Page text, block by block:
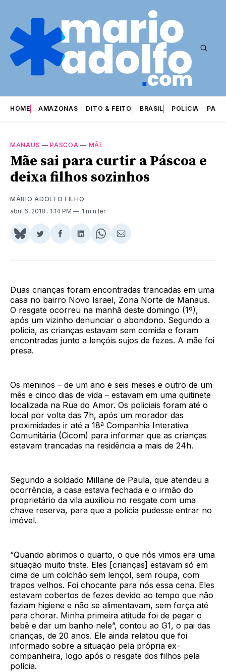
HOME AMAZONAS DITO & FEITO BRASIL POLÍCIA
MANAUS —PASCOA — MÃE
Mãe sai para curtir a Páscoa e
deixa filhos sozinhos
MÁRIO ADOLFO FILHO
abril 6, 2018 . 1:14 PM 1 min ler
Share
BlueSky
Compartilhar
Twitter
Compartilhar
Facebook
Compartilhar
LinkedIn
Share
WhatsApp
Compartilhar
Email
Duas crianças foram encontradas trancadas em uma
casa no bairro Novo Israel, Zona Norte de Manaus.
O resgate ocorreu na manhã deste domingo (1º),
após um vizinho denunciar o abondono. Segundo a
polícia, as crianças estavam sem comida e foram
encontradas junto a lençóis sujos de fezes. A mãe foi
presa.
Os meninos – de um ano e seis meses e outro de um
mês e cinco dias de vida – estavam em uma quitinete
localizada na Rua do Amor. Os policiais foram até o
local por volta das 7h, após um morador das
proximidades ir até a 18ª Companhia Interativa
Comunitária (Cicom) para informar que as crianças
estavam trancadas na residência a mais de 24h.
Segundo a soldado Millane de Paula, que atendeu a
ocorrência, a casa estava fechada e o irmão do
proprietário da vila auxiliou no resgate com uma
chave reserva, para que a polícia pudesse entrar no
imóvel.
“Quando abrimos o quarto, o que nós vimos era uma
situação muito triste. Eles [crianças] estavam só em
cima de um colchão sem lençol, sem roupa, com
trapos velhos. Foi chocante para nós essa cena. Eles
estavam cobertos de fezes devido ao tempo que não
faziam higiene e não se alimentavam, sem força até
para chorar. Minha primeira atitude foi de pegar o
bebê e dar um banho nele”, contou ao G1, o pai das
crianças, de 20 anos. Ele ainda relatou que foi
informado sobre a situação pela própria ex-
companheira, logo após o resgate dos filhos pela
polícia.